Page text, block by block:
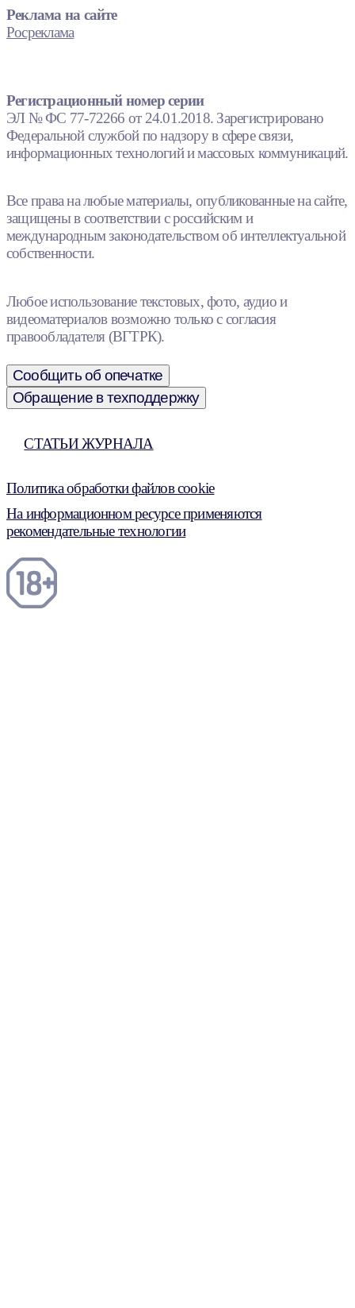
Реклама на сайте
Росреклама
Регистрационный номер серии
ЭЛ № ФС 77-72266 от 24.01.2018. Зарегистрировано
Федеральной службой по надзору в сфере связи,
информационных технологий и массовых коммуникаций.
Все права на любые материалы, опубликованные на сайте,
защищены в соответствии с российским и
международным законодательством об интеллектуальной
собственности.
Любое использование текстовых, фото, аудио и
видеоматериалов возможно только с согласия
правообладателя (ВГТРК).
Сообщить об опечатке
Обращение в техподдержку
СТАТЬИ ЖУРНАЛА
Политика обработки файлов cookie
На информационном ресурсе применяются
рекомендательные технологии